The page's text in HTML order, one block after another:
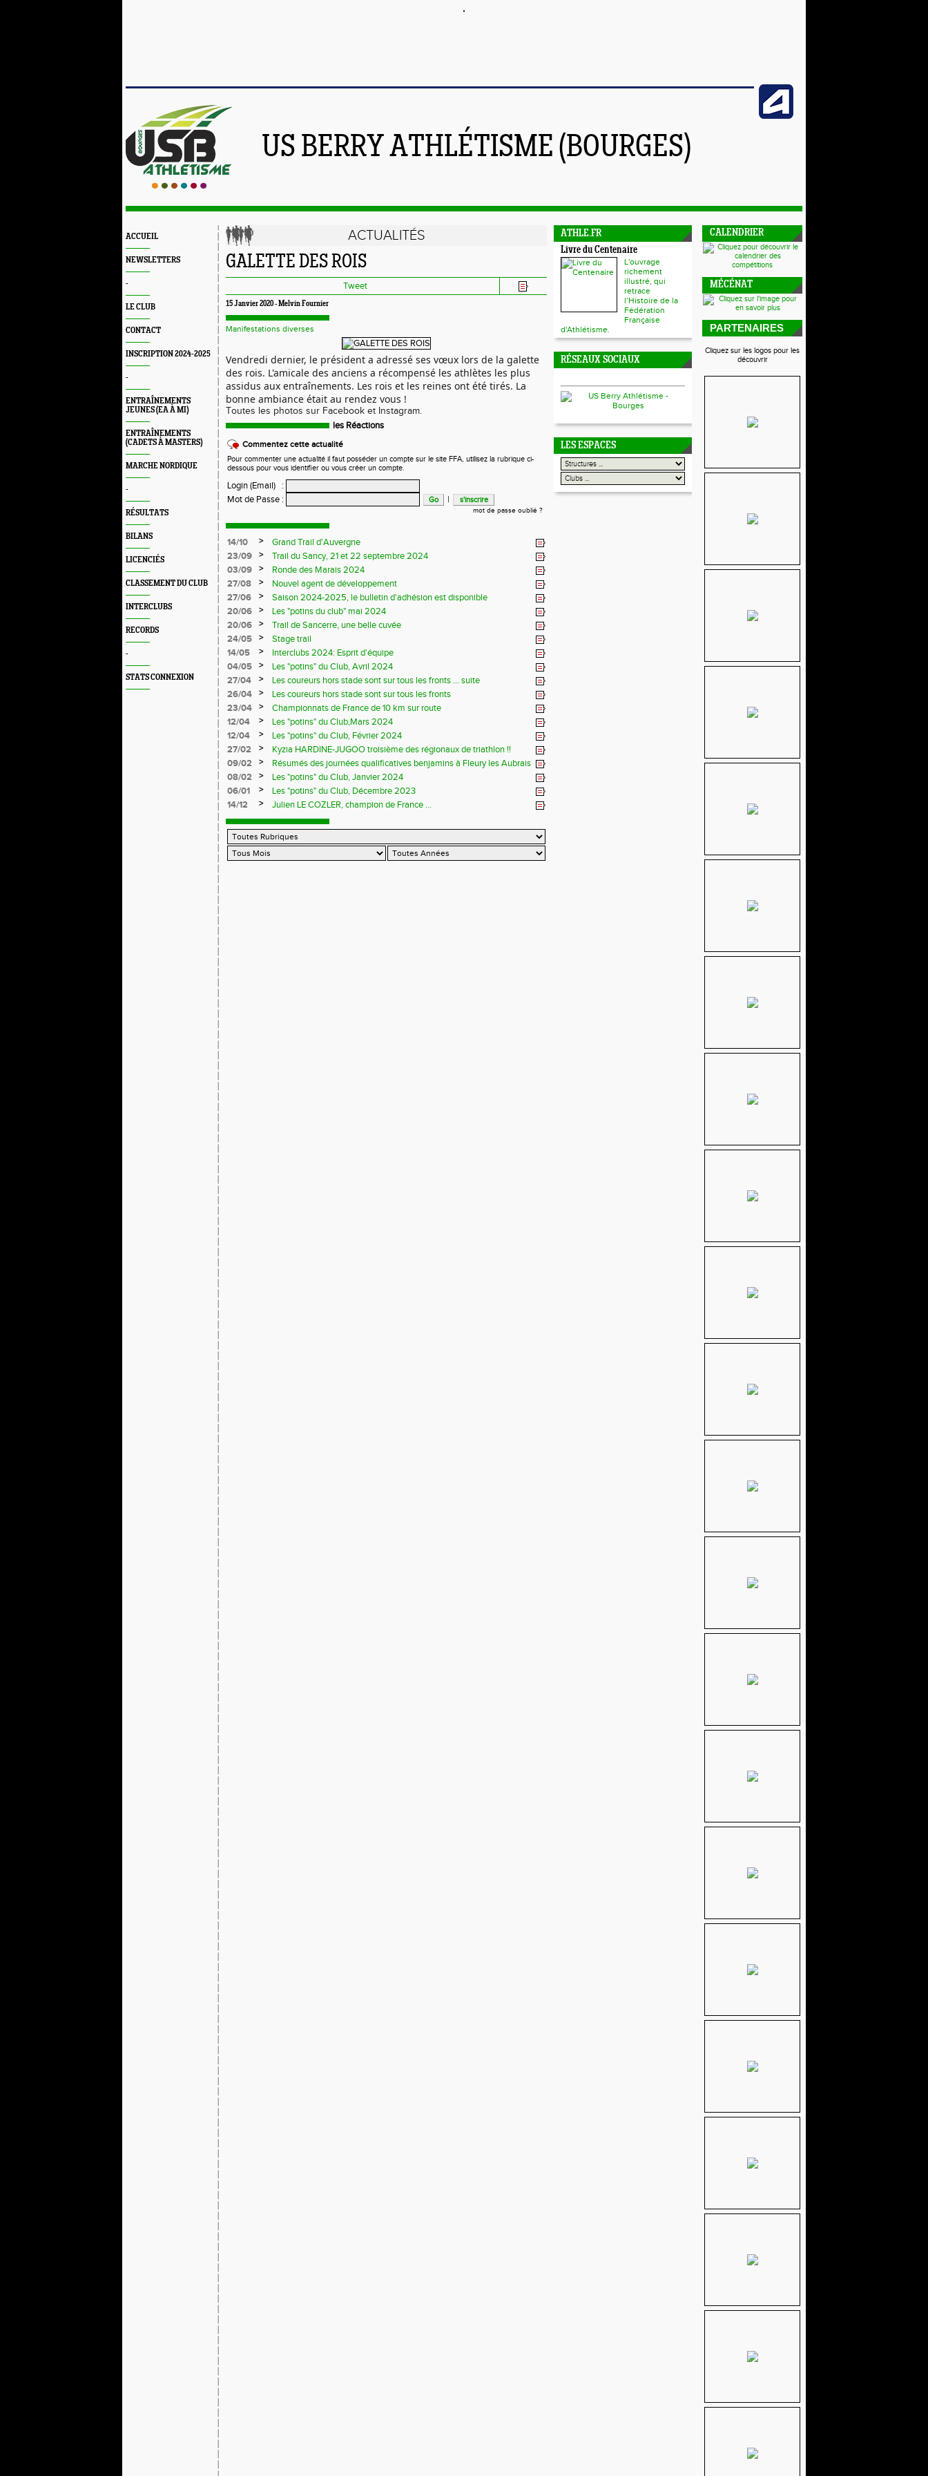
US BERRY ATHLÉTISME (BOURGES)
ACCUEIL
NEWSLETTERS
-
LE CLUB
CONTACT
INSCRIPTION 2024-2025
-
ENTRAÎNEMENTS
JEUNES (EA À MI)
ENTRAÎNEMENTS
(CADETS À MASTERS)
MARCHE NORDIQUE
-
RÉSULTATS
BILANS
LICENCIÉS
CLASSEMENT DU CLUB
INTERCLUBS
RECORDS
-
STATS CONNEXION
ACTUALITÉS
GALETTE DES ROIS
Tweet
15 Janvier 2020 - Melvin Fournier
Manifestations diverses
Vendredi dernier, le président a adressé ses vœux lors de la galette
des rois. L'amicale des anciens a récompensé les athlètes les plus
assidus aux entraînements. Les rois et les reines ont été tirés. La
bonne ambiance était au rendez vous !
Toutes les photos sur Facebook et Instagram.
les Réactions
Commentez cette actualité
Pour commenter une actualité il faut posséder un compte sur le site FFA, utilisez la rubrique ci-
dessous pour vous identifier ou vous créer un compte.
Login (Email)
:
Mot de Passe : |
mot de passe oublié ?
14/10 >
Grand Trail d'Auvergne
23/09
>
Trail du Sancy, 21 et 22 septembre 2024
03/09
>
Ronde des Marais 2024
27/08
>
Nouvel agent de développement
27/06
>
Saison 2024-2025, le bulletin d'adhésion est disponible
20/06
>
Les "potins du club" mai 2024
20/06
>
Trail de Sancerre, une belle cuvée
24/05
>
Stage trail
14/05
>
Interclubs 2024: Esprit d'équipe
04/05
>
Les "potins" du Club, Avril 2024
27/04
>
Les coureurs hors stade sont sur tous les fronts ... suite
26/04
>
Les coureurs hors stade sont sur tous les fronts
23/04
>
Championnats de France de 10 km sur route
12/04
>
Les "potins" du Club,Mars 2024
12/04
>
Les "potins" du Club, Février 2024
27/02
>
Kyzia HARDINE-JUGOO troisième des régionaux de triathlon !!
09/02
>
Résumés des journées qualificatives benjamins à Fleury les Aubrais
08/02
>
Les "potins" du Club, Janvier 2024
06/01
>
Les "potins" du Club, Décembre 2023
14/12
> Julien LE COZLER, champion de France ...
ATHLE.FR
Livre du Centenaire
L'ouvrage
richement
illustré, qui
retrace
l’Histoire de la
Fédération
Française
d'Athlétisme.
RÉSEAUX SOCIAUX
LES ESPACES
CALENDRIER
MÉCÉNAT
PARTENAIRES
Cliquez sur les logos pour les
découvrir